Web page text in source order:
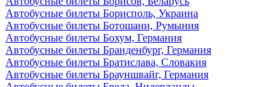
Автобусные билеты Борисполь, Украина
Автобусные билеты Ботошани, Румыния
Автобусные билеты Бохум, Германия
Автобусные билеты Бранденбург, Германия
Автобусные билеты Братислава, Словакия
Автобусные билеты Брауншвайг, Германия